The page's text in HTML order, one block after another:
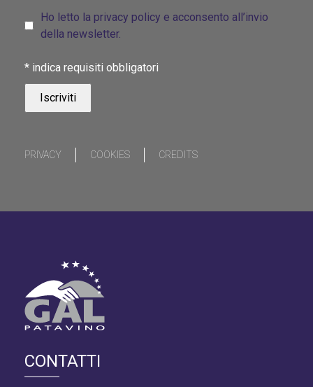
CONTATTI
Ho letto la privacy policy e acconsento all’invio
della newsletter.
* indica requisiti obbligatori
PRIVACY COOKIES CREDITS